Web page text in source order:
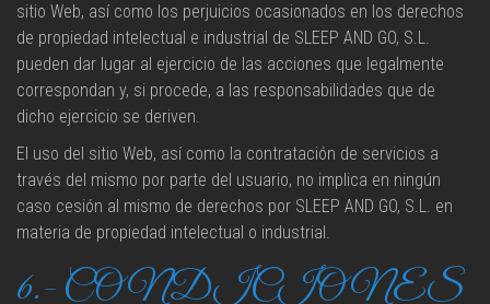
sitio Web, así como los perjuicios ocasionados en los derechos
de propiedad intelectual e industrial de SLEEP AND GO, S.L.
pueden dar lugar al ejercicio de las acciones que legalmente
correspondan y, si procede, a las responsabilidades que de
dicho ejercicio se deriven.
El uso del sitio Web, así como la contratación de servicios a
través del mismo por parte del usuario, no implica en ningún
caso cesión al mismo de derechos por SLEEP AND GO, S.L. en
materia de propiedad intelectual o industrial.
6.- CONDICIONES